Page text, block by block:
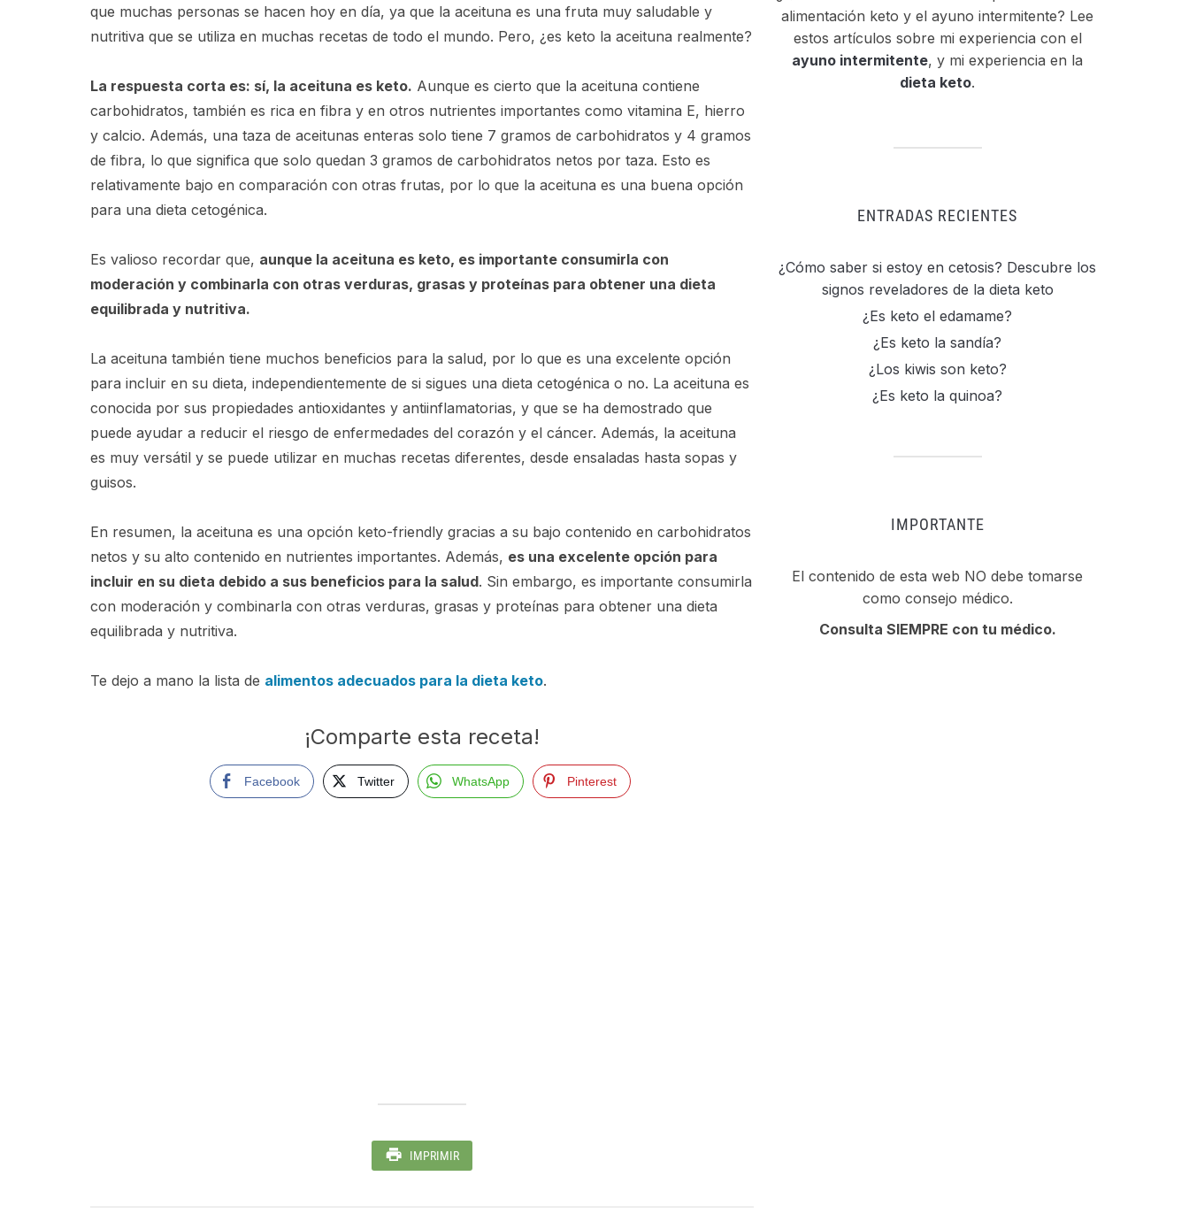
que muchas personas se hacen hoy en día, ya que la aceituna es una fruta muy saludable y
nutritiva que se utiliza en muchas recetas de todo el mundo. Pero, ¿es keto la aceituna realmente?
La respuesta corta es: sí, la aceituna es keto. Aunque es cierto que la aceituna contiene
carbohidratos, también es rica en fibra y en otros nutrientes importantes como vitamina E, hierro
y calcio. Además, una taza de aceitunas enteras solo tiene 7 gramos de carbohidratos y 4 gramos
de fibra, lo que significa que solo quedan 3 gramos de carbohidratos netos por taza. Esto es
relativamente bajo en comparación con otras frutas, por lo que la aceituna es una buena opción
para una dieta cetogénica.
Es valioso recordar que, aunque la aceituna es keto, es importante consumirla con
moderación y combinarla con otras verduras, grasas y proteínas para obtener una dieta
equilibrada y nutritiva.
La aceituna también tiene muchos beneficios para la salud, por lo que es una excelente opción
para incluir en su dieta, independientemente de si sigues una dieta cetogénica o no. La aceituna es
conocida por sus propiedades antioxidantes y antiinflamatorias, y que se ha demostrado que
puede ayudar a reducir el riesgo de enfermedades del corazón y el cáncer. Además, la aceituna
es muy versátil y se puede utilizar en muchas recetas diferentes, desde ensaladas hasta sopas y
guisos.
En resumen, la aceituna es una opción keto-friendly gracias a su bajo contenido en carbohidratos
netos y su alto contenido en nutrientes importantes. Además, es una excelente opción para
incluir en su dieta debido a sus beneficios para la salud. Sin embargo, es importante consumirla
con moderación y combinarla con otras verduras, grasas y proteínas para obtener una dieta
equilibrada y nutritiva.
Te dejo a mano la lista de alimentos adecuados para la dieta keto.
¡Comparte esta receta!
Facebook Twitter WhatsApp Pinterest
IMPRIMIR
alimentación keto y el ayuno intermitente? Lee
estos artículos sobre mi experiencia con el
ayuno intermitente, y mi experiencia en la
dieta keto.
ENTRADAS RECIENTES
¿Cómo saber si estoy en cetosis? Descubre los
signos reveladores de la dieta keto
¿Es keto el edamame?
¿Es keto la sandía?
¿Los kiwis son keto?
¿Es keto la quinoa?
IMPORTANTE
El contenido de esta web NO debe tomarse
como consejo médico.
Consulta SIEMPRE con tu médico.